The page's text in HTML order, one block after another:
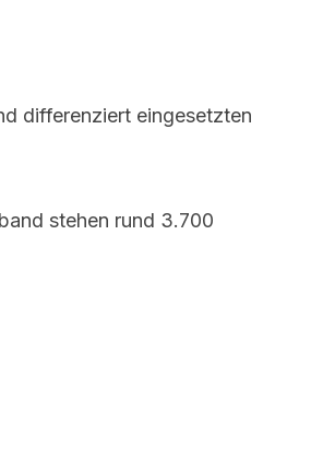
differenziert eingesetzten
stehen rund 3.700